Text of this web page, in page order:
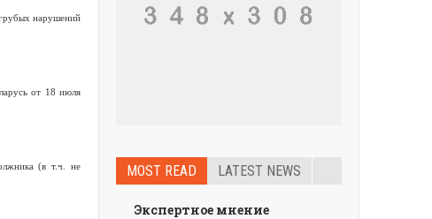
нарушений
от 18 июля
(в т.ч. не MOST READ LATEST NEWS
Экспертное мнение